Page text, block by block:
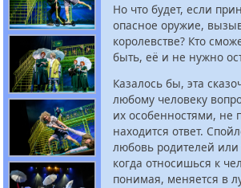
Но что будет, если
опасное оружие,
королевстве? Кто
быть, её и не нужно
Казалось бы, эта
любому человеку
их особенностями, не
находится ответ.
любовь родителей или
когда относишься к
понимая, меняется в